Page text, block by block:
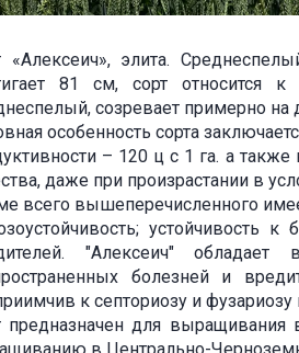
«Алексеич», элита.
81 см, сорт относится
созревает примерно на
особенность сорта
– 120 ц с 1 га. а
даже при произрастании в
всего вышеперечисленного
устойчивость
"Алексеич"
болезней и
к септориозу и фузариозу
предназначен для